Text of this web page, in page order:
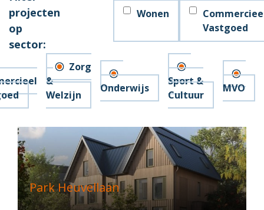
projecten
op
sector:
Wonen
Vastgoed
Zorg
&
Welzijn
Onderwijs
Sport &
Cultuur
MVO
Park Heuvellaan